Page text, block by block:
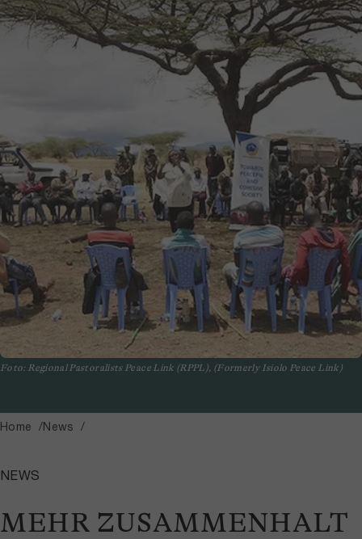
Foto: Regional Pastoralists Peace Link (RPPL), (Formerly Isiolo Peace Link)
Home News
MEHR ZUSAMMENHALT
NEWS